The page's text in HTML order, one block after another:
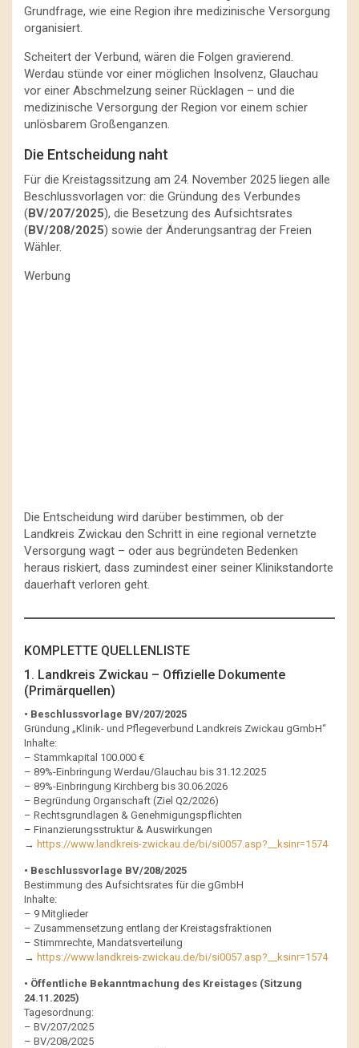
Grundfrage, wie eine Region ihre medizinische Versorgung
organisiert.
Scheitert der Verbund, wären die Folgen gravierend.
Werdau stünde vor einer möglichen Insolvenz, Glauchau
vor einer Abschmelzung seiner Rücklagen – und die
medizinische Versorgung der Region vor einem schier
unlösbarem Großenganzen.
Die Entscheidung naht
Für die Kreistagssitzung am 24. November 2025 liegen alle
Beschlussvorlagen vor: die Gründung des Verbundes
(BV/207/2025), die Besetzung des Aufsichtsrates
(BV/208/2025) sowie der Änderungsantrag der Freien
Wähler.
Werbung
Die Entscheidung wird darüber bestimmen, ob der
Landkreis Zwickau den Schritt in eine regional vernetzte
Versorgung wagt – oder aus begründeten Bedenken
heraus riskiert, dass zumindest einer seiner Klinikstandorte
dauerhaft verloren geht.
KOMPLETTE QUELLENLISTE
1. Landkreis Zwickau – Offizielle Dokumente
(Primärquellen)
• Beschlussvorlage BV/207/2025
Gründung „Klinik- und Pflegeverbund Landkreis Zwickau gGmbH“
Inhalte:
– Stammkapital 100.000 €
– 89%-Einbringung Werdau/Glauchau bis 31.12.2025
– 89%-Einbringung Kirchberg bis 30.06.2026
– Begründung Organschaft (Ziel Q2/2026)
– Rechtsgrundlagen & Genehmigungspflichten
– Finanzierungsstruktur & Auswirkungen
→ https://www.landkreis-zwickau.de/bi/si0057.asp?__ksinr=1574
• Beschlussvorlage BV/208/2025
Bestimmung des Aufsichtsrates für die gGmbH
Inhalte:
– 9 Mitglieder
– Zusammensetzung entlang der Kreistagsfraktionen
– Stimmrechte, Mandatsverteilung
→ https://www.landkreis-zwickau.de/bi/si0057.asp?__ksinr=1574
• Öffentliche Bekanntmachung des Kreistages (Sitzung
24.11.2025)
Tagesordnung:
– BV/207/2025
– BV/208/2025